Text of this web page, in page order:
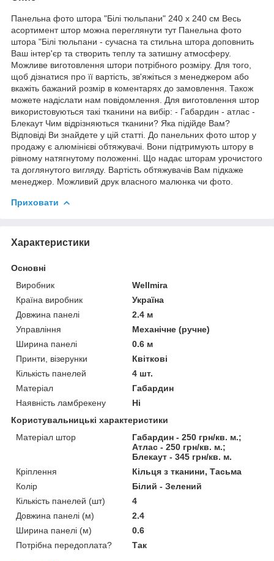
Панельна фото штора "Білі тюльпани" 240 х 240 см Весь
асортимент штор можна переглянути тут Панельна фото
штора "Білі тюльпани - сучасна та стильна штора доповнить
Ваш інтер'єр та створить теплу та затишну атмосферу.
Можливе виготовлення штори потрібного розміру. Для того,
щоб дізнатися про її вартість, зв'яжіться з менеджером або
вкажіть бажаний розмір в коментарях до замовлення. Також
можете надіслати нам повідомлення. Для виготовлення штор
використовуються такі тканини на вибір: - Габардин - атлас -
Блекаут Чим відрізняються тканини? Яка підійде Вам?
Відповіді Ви знайдете у цій статті. До панельних фото штор у
продажу є алюмінієві обтяжувачі. Вони підтримують штору в
рівному натягнутому положенні. Що надає шторам урочистого
та доглянутого вигляду. Вартість обтяжувачів Вам підкаже
менеджер. Можливий друк власного малюнка чи фото.
Приховати
Характеристики
Основні
Виробник
Wellmira
Країна виробник
Україна
Довжина панелі
2.4 м
Управління
Механічне (ручне)
Ширина панелі
0.6 м
Принти, візерунки
Квіткові
Кількість панелей
4 шт.
Матеріал
Габардин
Наявність ламбрекену
Ні
Користувальницькі характеристики
Матеріал штор
Габардин - 250 грн/кв. м.;
Атлас - 250 грн/кв. м.;
Блекаут - 345 грн/кв. м.
Кріплення
Кільця з тканини, Тасьма
Колір
Білий - Зелений
Кількість панелей (шт)
4
Довжина панелі (м)
2.4
Ширина панелі (м)
0.6
Потрібна передоплата?
Так